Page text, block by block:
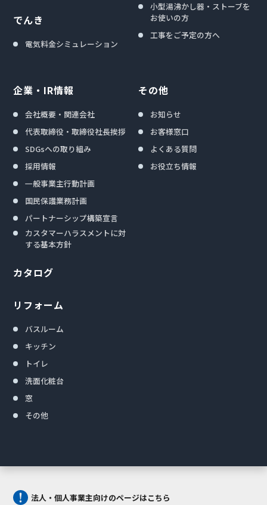
でんき
電気料金シミュレーション
小型湯沸かし器・ストーブを
お使いの方
工事をご予定の方へ
企業・IR情報
会社概要・関連会社
代表取締役・取締役社長挨拶
SDGsへの取り組み
採用情報
一般事業主行動計画
国民保護業務計画
パートナーシップ構築宣言
カスタマーハラスメントに対
する基本方針
カタログ
リフォーム
バスルーム
キッチン
トイレ
洗面化粧台
窓
その他
その他
お知らせ
お客様窓口
よくある質問
お役立ち情報
法人・個人事業主向けのページはこちら